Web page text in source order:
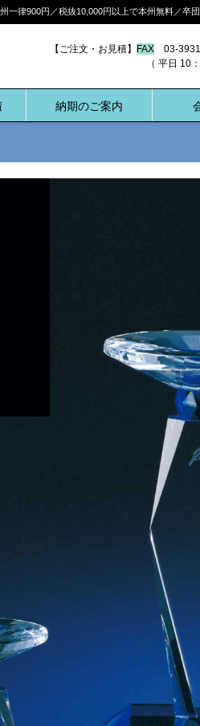
一律900円／税抜10,000円以上で本州無料／卒
【ご注文・お見積】 FAX 03-
（ 平日 10：00～18：00
納期のご案内